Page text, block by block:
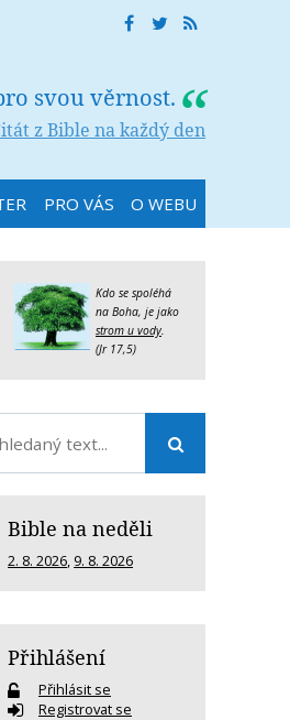
svou věrnost.
z Bible na každý den
PRO VÁS O WEBU
Kdo se spoléhá
na Boha, je jako
strom u vody.
(Jr 17,5)
Bible na neděli
2. 8. 2026, 9. 8. 2026
Přihlášení
Přihlásit se
Registrovat se